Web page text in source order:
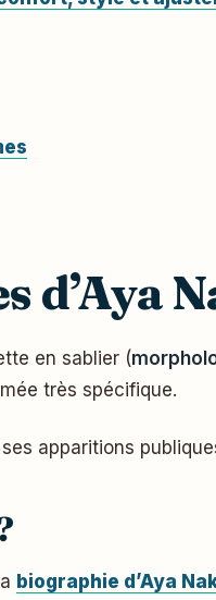
d’Aya
en sablier (
très spécifique.
apparitions
biographie d’Aya